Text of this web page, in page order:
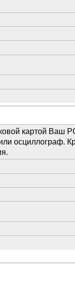
картой Ваш
осциллограф.